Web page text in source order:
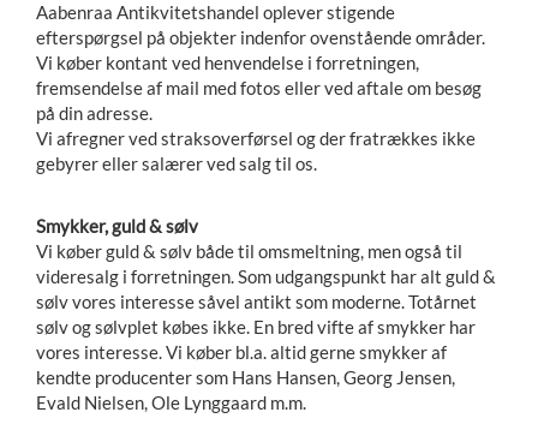
Aabenraa Antikvitetshandel oplever stigende
efterspørgsel på objekter indenfor ovenstående områder.
Vi køber kontant ved henvendelse i forretningen,
fremsendelse af mail med fotos eller ved aftale om besøg
på din adresse.
Vi afregner ved straksoverførsel og der fratrækkes ikke
gebyrer eller salærer ved salg til os.
Smykker, guld & sølv
Vi køber guld & sølv både til omsmeltning, men også til
videresalg i forretningen. Som udgangspunkt har alt guld &
sølv vores interesse såvel antikt som moderne. Totårnet
sølv og sølvplet købes ikke. En bred vifte af smykker har
vores interesse. Vi køber bl.a. altid gerne smykker af
kendte producenter som Hans Hansen, Georg Jensen,
Evald Nielsen, Ole Lynggaard m.m.